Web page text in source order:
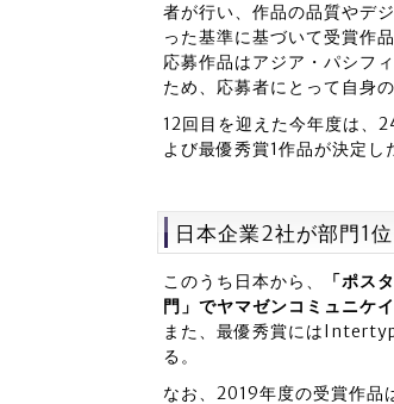
者が行い、作品の品質やデ
った基準に基づいて受賞作
応募作品はアジア・パシフ
ため、応募者にとって自身
12回目を迎えた今年度は、
よび最優秀賞1作品が決定し
日本企業2社が部門1
このうち日本から、 「ポス
門」でヤマゼンコミュニケ
また、最優秀賞には
る。
なお、2019年度の受賞作品